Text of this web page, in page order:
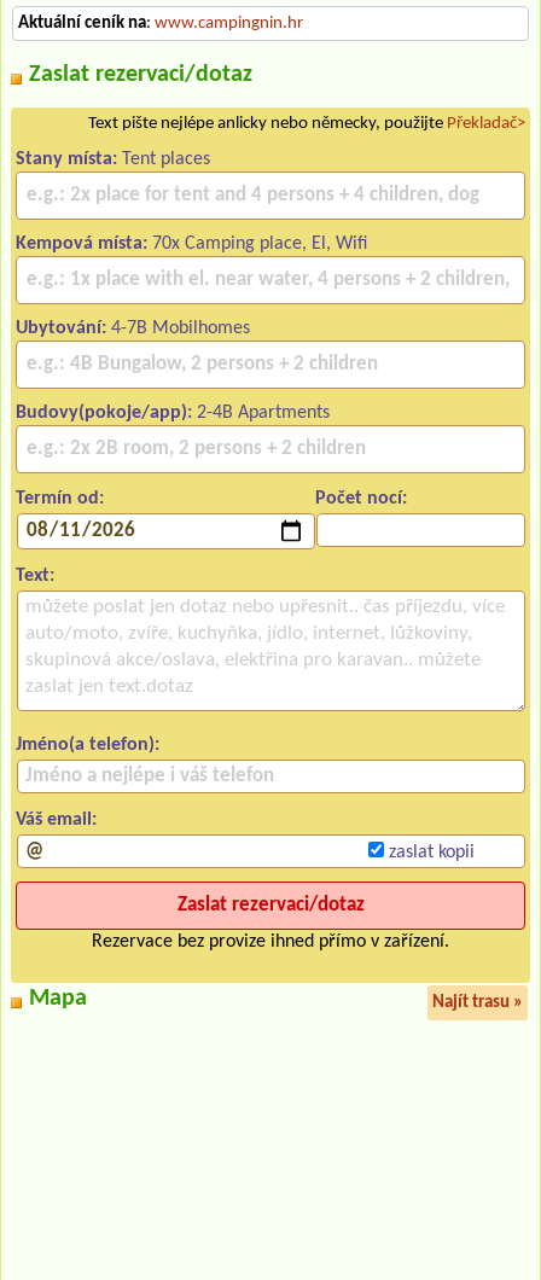
Aktuální ceník na: www.campingnin.hr
Zaslat rezervaci/dotaz
Text pište nejlépe anlicky nebo německy, použijte Překladač>
Stany místa: Tent places
Kempová místa: 70x Camping place, El, Wifi
Ubytování: 4-7B Mobilhomes
Budovy(pokoje/app): 2-4B Apartments
Termín od: Počet nocí:
Text:
Jméno(a telefon):
Váš email:
zaslat kopii
Rezervace bez provize ihned přímo v zařízení.
Mapa Najít trasu »